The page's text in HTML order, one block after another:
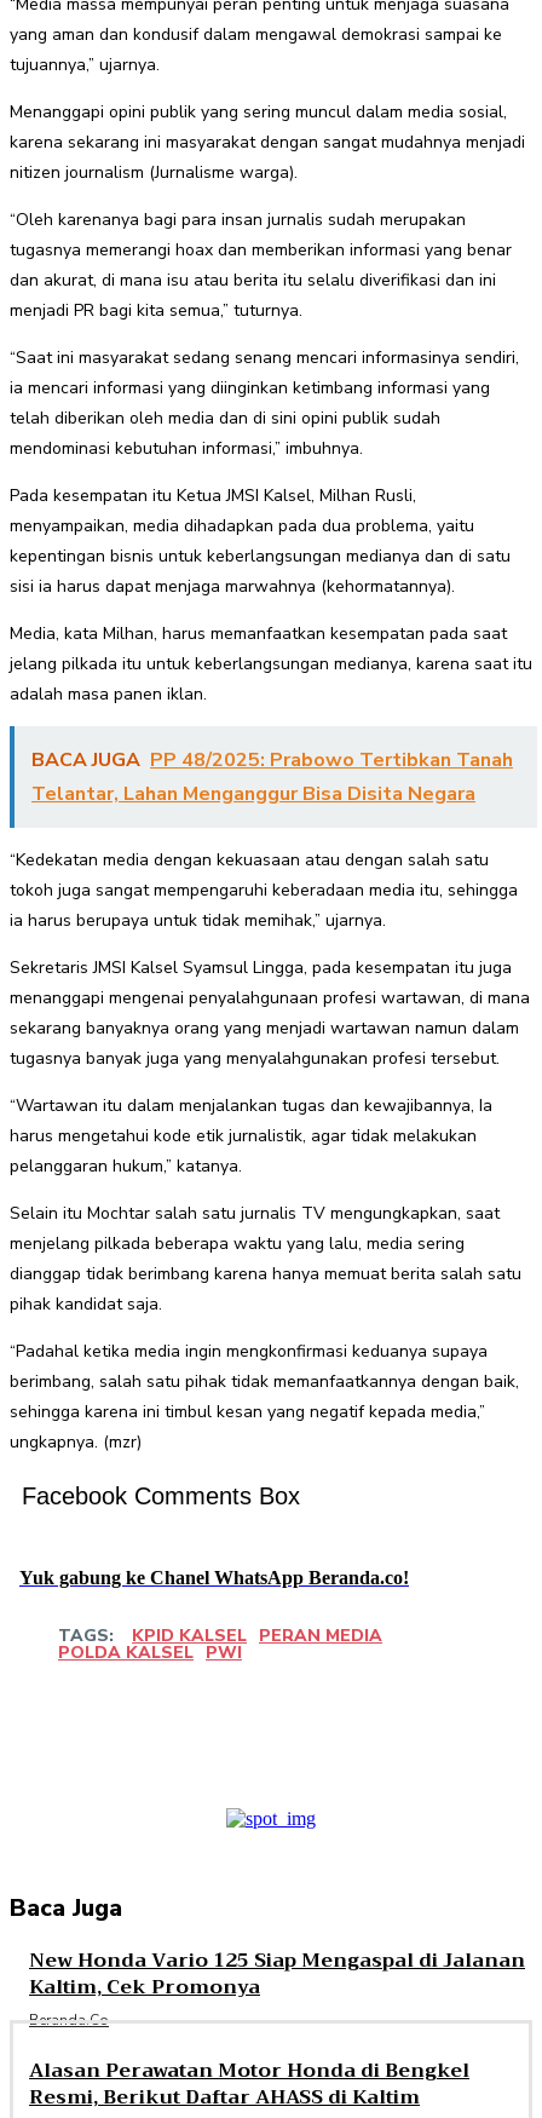
“Media massa mempunyai peran penting untuk menjaga suasana
yang aman dan kondusif dalam mengawal demokrasi sampai ke
tujuannya,” ujarnya.
Menanggapi opini publik yang sering muncul dalam media sosial,
karena sekarang ini masyarakat dengan sangat mudahnya menjadi
nitizen journalism (Jurnalisme warga).
“Oleh karenanya bagi para insan jurnalis sudah merupakan
tugasnya memerangi hoax dan memberikan informasi yang benar
dan akurat, di mana isu atau berita itu selalu diverifikasi dan ini
menjadi PR bagi kita semua,” tuturnya.
“Saat ini masyarakat sedang senang mencari informasinya sendiri,
ia mencari informasi yang diinginkan ketimbang informasi yang
telah diberikan oleh media dan di sini opini publik sudah
mendominasi kebutuhan informasi,” imbuhnya.
Pada kesempatan itu Ketua JMSI Kalsel, Milhan Rusli,
menyampaikan, media dihadapkan pada dua problema, yaitu
kepentingan bisnis untuk keberlangsungan medianya dan di satu
sisi ia harus dapat menjaga marwahnya (kehormatannya).
Media, kata Milhan, harus memanfaatkan kesempatan pada saat
jelang pilkada itu untuk keberlangsungan medianya, karena saat itu
adalah masa panen iklan.
BACA JUGA PP 48/2025: Prabowo Tertibkan Tanah
Telantar, Lahan Menganggur Bisa Disita Negara
“Kedekatan media dengan kekuasaan atau dengan salah satu
tokoh juga sangat mempengaruhi keberadaan media itu, sehingga
ia harus berupaya untuk tidak memihak,” ujarnya.
Sekretaris JMSI Kalsel Syamsul Lingga, pada kesempatan itu juga
menanggapi mengenai penyalahgunaan profesi wartawan, di mana
sekarang banyaknya orang yang menjadi wartawan namun dalam
tugasnya banyak juga yang menyalahgunakan profesi tersebut.
“Wartawan itu dalam menjalankan tugas dan kewajibannya, Ia
harus mengetahui kode etik jurnalistik, agar tidak melakukan
pelanggaran hukum,” katanya.
Selain itu Mochtar salah satu jurnalis TV mengungkapkan, saat
menjelang pilkada beberapa waktu yang lalu, media sering
dianggap tidak berimbang karena hanya memuat berita salah satu
pihak kandidat saja.
“Padahal ketika media ingin mengkonfirmasi keduanya supaya
berimbang, salah satu pihak tidak memanfaatkannya dengan baik,
sehingga karena ini timbul kesan yang negatif kepada media,”
ungkapnya. (mzr)
Facebook Comments Box
Yuk gabung ke Chanel WhatsApp Beranda.co!
TAGS: KPID KALSEL PERAN MEDIA
POLDA KALSEL PWI
Baca Juga
New Honda Vario 125 Siap Mengaspal di Jalanan
Kaltim, Cek Promonya
Beranda.co
Alasan Perawatan Motor Honda di Bengkel
Resmi, Berikut Daftar AHASS di Kaltim